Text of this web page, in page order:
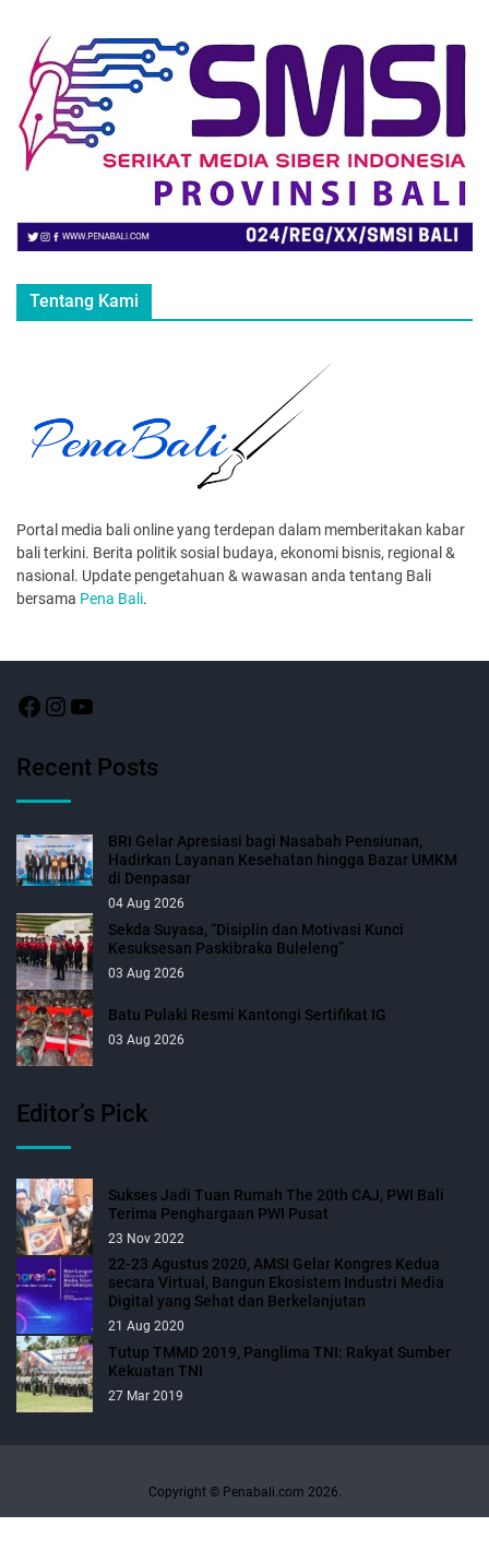
Tentang Kami
Portal media bali online yang terdepan dalam memberitakan kabar
bali terkini. Berita politik sosial budaya, ekonomi bisnis, regional &
nasional. Update pengetahuan & wawasan anda tentang Bali
bersama Pena Bali.
Recent Posts
BRI Gelar Apresiasi bagi Nasabah Pensiunan,
Hadirkan Layanan Kesehatan hingga Bazar UMKM
di Denpasar
04 Aug 2026
Sekda Suyasa, “Disiplin dan Motivasi Kunci
Kesuksesan Paskibraka Buleleng”
03 Aug 2026
Batu Pulaki Resmi Kantongi Sertifikat IG
03 Aug 2026
Editor’s Pick
Sukses Jadi Tuan Rumah The 20th CAJ, PWI Bali
Terima Penghargaan PWI Pusat
23 Nov 2022
22-23 Agustus 2020, AMSI Gelar Kongres Kedua
secara Virtual, Bangun Ekosistem Industri Media
Digital yang Sehat dan Berkelanjutan
21 Aug 2020
Tutup TMMD 2019, Panglima TNI: Rakyat Sumber
Kekuatan TNI
27 Mar 2019
Copyright © Penabali.com 2026.